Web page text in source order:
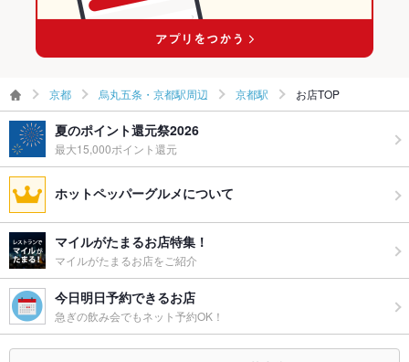
ウェディン
グパーティ
ー二次会
要相談 / お電話でお問い合わせくださいませ！
お祝い・サ
プライズ対
応
可
ライブショ
ー
あり
備考 不定期で生演奏ライブあり
京都 烏丸五条・京都駅周辺 京都駅 お店TOP
夏のポイント還元祭2026
最大15,000ポイント還元
ホットペッパーグルメについて
マイルがたまるお店特集！
マイルがたまるお店をご紹介
今日明日予約できるお店
急ぎの飲み会でもネット予約OK！